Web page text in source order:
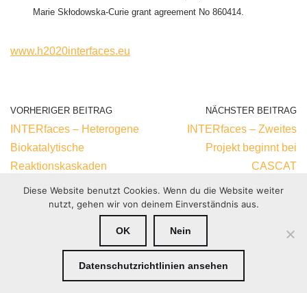
Marie Skłodowska-Curie grant agreement No 860414.
www.h2020interfaces.eu
VORHERIGER BEITRAG
INTERfaces – Heterogene
Biokatalytische
Reaktionskaskaden
NÄCHSTER BEITRAG
INTERfaces – Zweites
Projekt beginnt bei
CASCAT
Impressum Datenschutz
Neve| Präsentiert vonWordPress
Diese Website benutzt Cookies. Wenn du die Website weiter
nutzt, gehen wir von deinem Einverständnis aus.
OK Nein
Datenschutzrichtlinien ansehen